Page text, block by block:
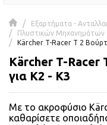
Εξαρτήματα -
Πλυστικών Μηχανημάτων
Kärcher T-Racer T 2
Kärcher T-Racer
για K2 - K3
Με το ακροφύσιο
καθαρίσετε